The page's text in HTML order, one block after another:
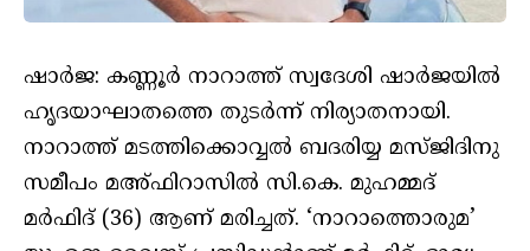
ഷാര്‍ജ: കണ്ണൂര്‍ നാറാത്ത് സ്വദേശി ഷാര്‍ജയില്‍
ഹൃദയാഘാതത്തെ തുടര്‍ന്ന് നിര്യാതനായി.
നാറാത്ത് മടത്തിക്കൊവ്വല്‍ ബദരിയ്യ മസ്ജിദിനു
സമീപം മഅ്ഫിറാസില്‍ സി.കെ. മുഹമ്മദ്
മര്‍ഫിദ് (36) ആണ് മരിച്ചത്. ‘നാറാത്തൊരുമ’